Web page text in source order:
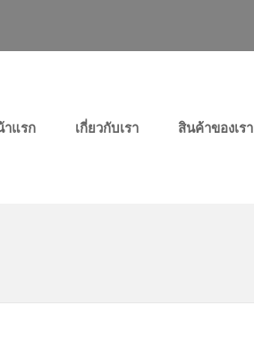
าแรก เกี่ยวกับเรา สินค้าของเรา